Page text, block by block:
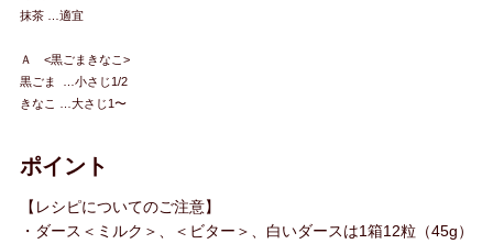
抹茶 …適宜
Ａ <黒ごまきなこ>
黒ごま …小さじ1/2
きなこ …大さじ1〜
ポイント
【レシピについてのご注意】
・ダース＜ミルク＞、＜ビター＞、白いダースは1箱12粒（45g）